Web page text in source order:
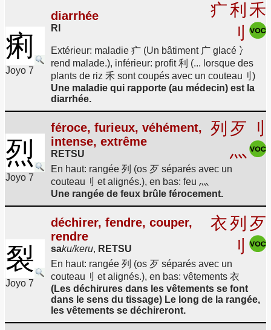
痢
Joyo 7
diarrhée
RI
疒利 禾
刂
Extérieur: maladie 疒 (Un bâtiment 广 glacé 冫
rend malade.), inférieur: profit 利 (... lorsque des
plants de riz 禾 sont coupés avec un couteau刂)
Une maladie qui rapporte (au médecin) est la
diarrhée.
烈
Joyo 7
féroce, furieux, véhément,
intense, extrême
RETSU
列 歹
刂
灬
En haut: rangée 列 (os 歹 séparés avec un
couteau刂 et alignés.), en bas: feu 灬
Une rangée de feux brûle férocement.
裂
Joyo 7
déchirer, fendre, couper,
rendre
saku/keru, RETSU
衣列 歹
刂
En haut: rangée 列 (os 歹 séparés avec un
couteau刂 et alignés.), en bas: vêtements 衣
(Les déchirures dans les vêtements se font
dans le sens du tissage) Le long de la rangée,
les vêtements se déchireront.